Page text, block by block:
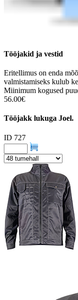
Tööjakid ja vestid
Eritellimus on enda
valmistamiseks kulub
Miinimum kogused
56.00€
Tööjakk lukuga Joel.
ID 727